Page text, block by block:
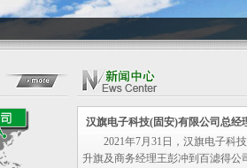
汉旗电子科技(固安)有限公司总经
流洽谈合
2021年7月31日，汉旗电子科
升旗及商务经理王彭冲到百滤得公